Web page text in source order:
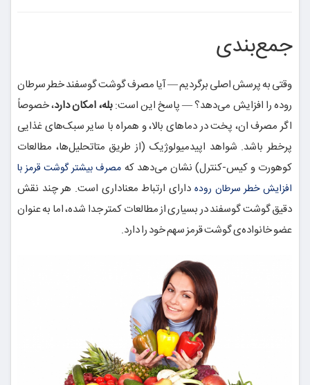
جمع‌بندی
وقتی به پرسش اصلی برگردیم — آیا مصرف گوشت گوسفند خطر سرطان
روده را افزایش می‌دهد؟ — پاسخ این است:بله، امکان دارد، خصوصاً
اگر مصرف ان، پخت در دماهای بالا، و همراه با سایر سبک‌های غذایی
پرخطر باشد. شواهد اپیدمیولوژیک (از طریق متا‌تحلیل‌ها، مطالعات
کوهورت و کیس-کنترل) نشان می‌دهد که مصرف بیشتر گوشت قرمز با
افزایش خطر سرطان روده دارای ارتباط معنا‌داری است. هر چند نقش
دقیق گوشت گوسفند در بسیاری از مطالعات کمتر جدا شده، اما به عنوان
عضو خانواده‌ی گوشت قرمز سهم خود را دارد.